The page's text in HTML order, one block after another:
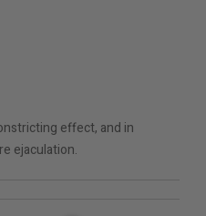
effect, and in
ejaculation.